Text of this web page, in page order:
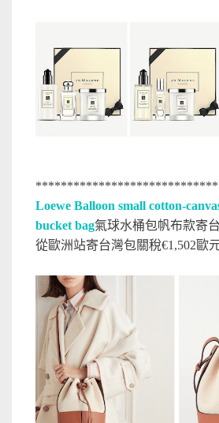
Loewe Balloon small cotton-
bucket bag氣球水桶包帆布款寄
從歐洲站寄台灣包關稅€1,502歐